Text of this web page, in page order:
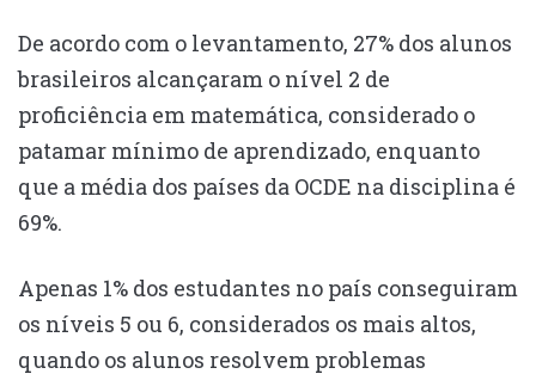
De acordo com o levantamento, 27% dos alunos
brasileiros alcançaram o nível 2 de
proficiência em matemática, considerado o
patamar mínimo de aprendizado, enquanto
que a média dos países da OCDE na disciplina é
69%.
Apenas 1% dos estudantes no país conseguiram
os níveis 5 ou 6, considerados os mais altos,
quando os alunos resolvem problemas